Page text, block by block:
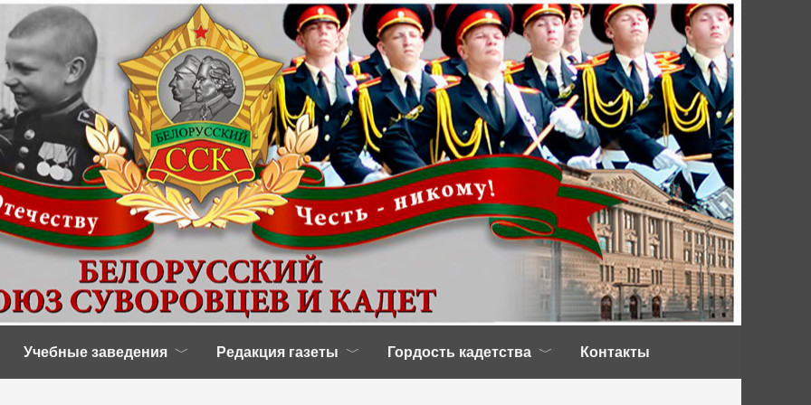
Учебные заведения Редакция газеты Гордость кадетства Контакты